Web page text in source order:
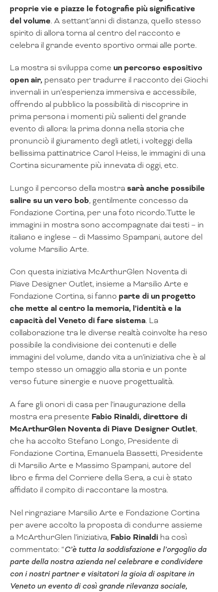
proprie vie e piazze le fotografie più significative
del volume. A settant’anni di distanza, quello stesso
spirito di allora torna al centro del racconto e
celebra il grande evento sportivo ormai alle porte.
La mostra si sviluppa come un percorso espositivo
open air, pensato per tradurre il racconto dei Giochi
invernali in un’esperienza immersiva e accessibile,
offrendo al pubblico la possibilità di riscoprire in
prima persona i momenti più salienti del grande
evento di allora: la prima donna nella storia che
pronunciò il giuramento degli atleti, i volteggi della
bellissima pattinatrice Carol Heiss, le immagini di una
Cortina sicuramente più innevata di oggi, etc.
Lungo il percorso della mostrasarà anche possibile
salire su un vero bob, gentilmente concesso da
Fondazione Cortina, per una foto ricordo.Tutte le
immagini in mostra sono accompagnate dai testi – in
italiano e inglese – di Massimo Spampani, autore del
volume Marsilio Arte.
Con questa iniziativa McArthurGlen Noventa di
Piave Designer Outlet, insieme a Marsilio Arte e
Fondazione Cortina, si fanno parte di un progetto
che mette al centro la memoria, l’identità e la
capacità del Veneto di fare sistema. La
collaborazione tra le diverse realtà coinvolte ha reso
possibile la condivisione dei contenuti e delle
immagini del volume, dando vita a un’iniziativa che è al
tempo stesso un omaggio alla storia e un ponte
verso future sinergie e nuove progettualità.
A fare gli onori di casa per l’inaugurazione della
mostra era presente Fabio Rinaldi, direttore di
McArthurGlen Noventa di Piave Designer Outlet,
che ha accolto Stefano Longo, Presidente di
Fondazione Cortina, Emanuela Bassetti, Presidente
di Marsilio Arte e Massimo Spampani, autore del
libro e firma del Corriere della Sera, a cui è stato
affidato il compito di raccontare la mostra.
Nel ringraziare Marsilio Arte e Fondazione Cortina
per avere accolto la proposta di condurre assieme
a McArthurGlen l’iniziativa, Fabio Rinaldi ha così
commentato: “C’è tutta la soddisfazione e l’orgoglio da
parte della nostra azienda nel celebrare e condividere
con i nostri partner e visitatori la gioia di ospitare in
Veneto un evento di così grande rilevanza sociale,